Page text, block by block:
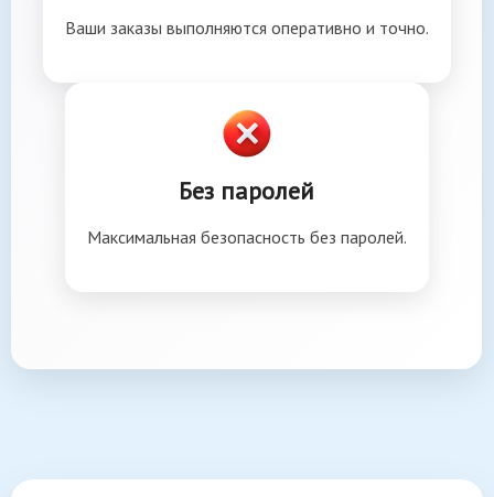
Ваши заказы выполняются оперативно и точно.
Без паролей
Максимальная безопасность без паролей.